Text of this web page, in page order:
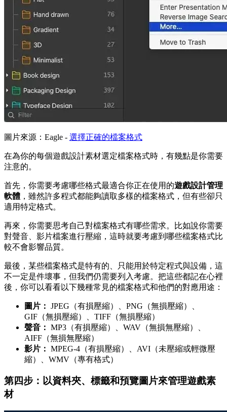
圖片來源：Eagle - 選擇正確的檔案格式
在為你的每個遊戲設計素材選定檔案格式時，有幾點是你需要
注意的。
首先，你需要考慮哪些格式最適合你正在使用的遊戲設計管理
軟體 ，雖然許多程式都能夠讀取多樣的檔案格式，但有些卻只
適用特定格式。
再來，你需要思考自己對檔案格式有哪些需求。比如說你需要
對聲音、影片檔案進行壓縮，這時就要考慮到哪些檔案格式比
較不會影響品質。
最後，某些檔案格式是特有的、只能用於特定程式與設備，這
不一定是件壞事，但我們仍需要列入考慮。把這些都記在心裡
後，你可以看看以下幾種常見的檔案格式和他們的對應用途：
圖片： JPEG（有損壓縮）、PNG（無損壓縮）、
GIF（無損壓縮）、TIFF（無損壓縮）
聲音： MP3（有損壓縮）、WAV（無損無壓縮）、
AIFF（無損無壓縮）
影片： MPEG-4（有損壓縮）、AVI（未壓縮或輕微壓
縮）、WMV（專有格式）
第四步：以資料夾、標籤和預覽圖片來管理遊戲素
材